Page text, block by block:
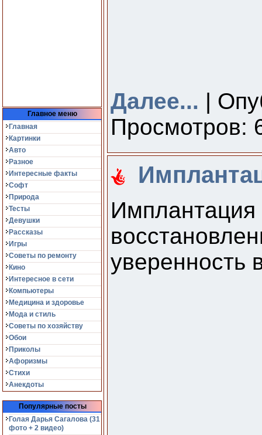
Главное меню
Главная
Картинки
Авто
Разное
Интересные факты
Софт
Природа
Тесты
Девушки
Рассказы
Игры
Советы по ремонту
Кино
Интересное в сети
Компьютеры
Медицина и здоровье
Мода и стиль
Советы по хозяйству
Обои
Приколы
Афоризмы
Стихи
Анекдоты
Популярные посты
Голая Дарья Сагалова (31
фото + 2 видео)
Далее... |
Просмотров:
уверенность